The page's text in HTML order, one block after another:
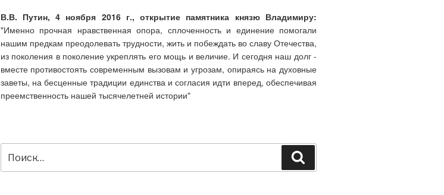
В.В. Путин, 4 ноября 2016 г., открытие памятника князю Владимиру:
"Именно прочная нравственная опора, сплоченность и единение помогали
нашим предкам преодолевать трудности, жить и побеждать во славу Отечества,
из поколения в поколение укреплять его мощь и величие. И сегодня наш долг -
вместе противостоять современным вызовам и угрозам, опираясь на духовные
заветы, на бесценные традиции единства и согласия идти вперед, обеспечивая
преемственность нашей тысячелетней истории"